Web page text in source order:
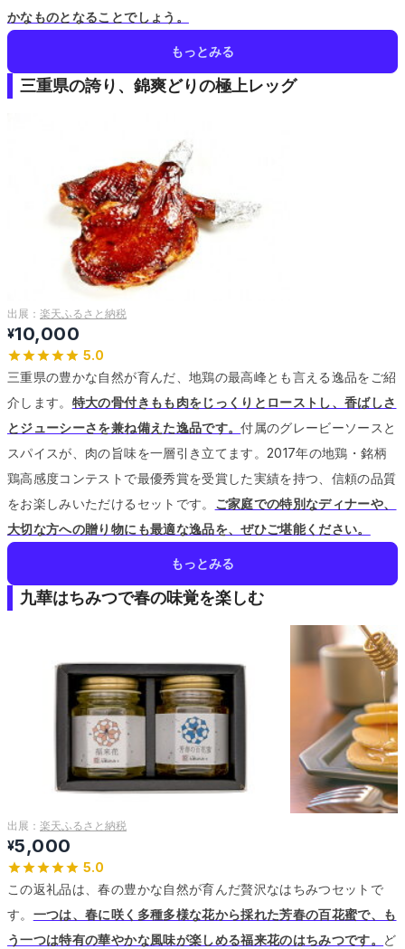
かなものとなることでしょう。
もっとみる
三重県の誇り、錦爽どりの極上レッグ
出展： 楽天ふるさと納税
¥10,000
5.0
三重県の豊かな自然が育んだ、地鶏の最高峰とも言える逸品をご紹
介します。 特大の骨付きもも肉をじっくりとローストし、香ばしさ
とジューシーさを兼ね備えた逸品です。付属のグレービーソースと
スパイスが、肉の旨味を一層引き立てます。 2017年の地鶏・銘柄
鶏高感度コンテストで最優秀賞を受賞した実績を持つ、信頼の品質
をお楽しみいただけるセットです。 ご家庭での特別なディナーや、
大切な方への贈り物にも最適な逸品を、ぜひご堪能ください。
もっとみる
九華はちみつで春の味覚を楽しむ
出展： 楽天ふるさと納税
¥5,000
5.0
この返礼品は、春の豊かな自然が育んだ贅沢なはちみつセットで
す。 一つは、春に咲く多種多様な花から採れた芳春の百花蜜で、も
う一つは特有の華やかな風味が楽しめる福来花のはちみつです。
ど